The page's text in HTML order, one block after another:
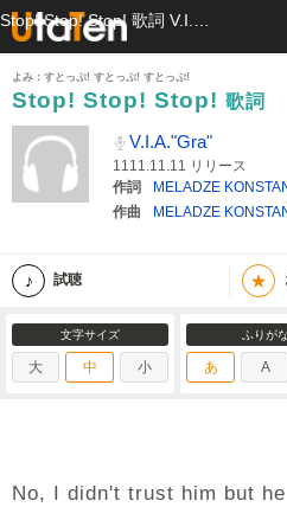
よみ：すとっぷ! すとっぷ! すとっぷ!
Stop! Stop! Stop! 歌詞
V.I.A."Gra"
1111.11.11 リリース
作詞
MELADZE
作曲
MELADZE
試聴 ★
文字サイズ
大 中 小
ふりがな
あ A
No, I didn't trust him but